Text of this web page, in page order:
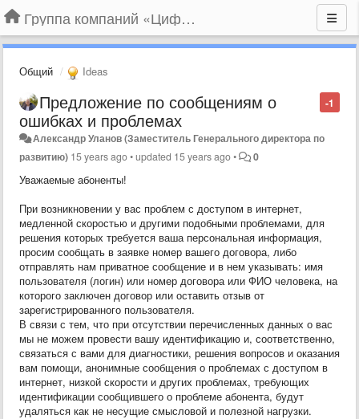
Группа компаний «Цифрабар»
Общий Ideas
-1
Предложение по сообщениям о
ошибках и проблемах
Александр Уланов (Заместитель Генерального директора по
развитию) 15 years ago•updated 15 years ago• 0
Уважаемые абоненты!
При возникновении у вас проблем с доступом в интернет,
медленной скоростью и другими подобными проблемами, для
решения которых требуется ваша персональная информация,
просим сообщать в заявке номер вашего договора, либо
отправлять нам приватное сообщение и в нем указывать: имя
пользователя (логин) или номер договора или ФИО человека, на
которого заключен договор или оставить отзыв от
зарегистрированного пользователя.
В связи с тем, что при отсутствии перечисленных данных о вас
мы не можем провести вашу идентификацию и, соответственно,
связаться с вами для диагностики, решения вопросов и оказания
вам помощи, анонимные сообщения о проблемах с доступом в
интернет, низкой скорости и других проблемах, требующих
идентификации сообщившего о проблеме абонента, будут
удаляться как не несущие смысловой и полезной нагрузки.